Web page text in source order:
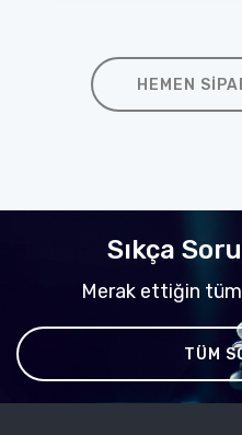
HEMEN
Sıkça
Merak ettiğin tüm
TÜM